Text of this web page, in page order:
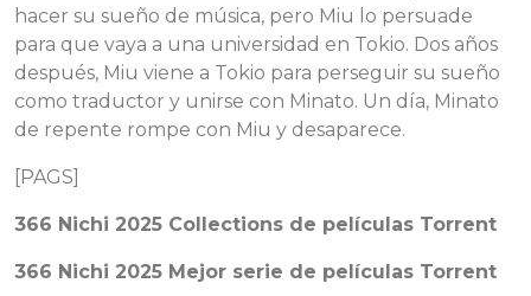
hacer su sueño de música, pero Miu lo persuade
para que vaya a una universidad en Tokio. Dos años
después, Miu viene a Tokio para perseguir su sueño
como traductor y unirse con Minato. Un día, Minato
de repente rompe con Miu y desaparece.
[PAGS]
366 Nichi 2025 Collections de películas Torrent
366 Nichi 2025 Mejor serie de películas Torrent